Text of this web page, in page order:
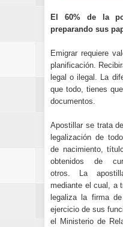
El 60% de la
preparando sus
Emigrar requiere
planificación.
legal o ilegal. La
que todo, tienes
documentos.
Apostillar se trata
legalización de
de nacimiento,
obtenidos de
otros. La
mediante el cual, a
legaliza la firma
ejercicio de sus
el Ministerio de